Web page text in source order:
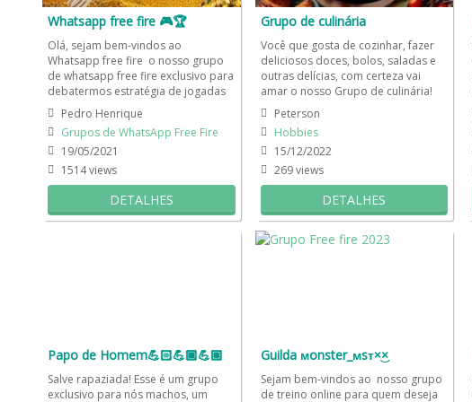
Whatsapp free fire 🎮🏆
Olá, sejam bem-vindos ao
Whatsapp free fire o nosso grupo
de whatsapp free fire exclusivo para
debatermos estratégia de jogadas
online e competição em...
Pedro Henrique
Grupos de WhatsApp Free Fire
19/05/2021
1514 views
DETALHES
Grupo de culinária
Você que gosta de cozinhar, fazer
deliciosos doces, bolos, saladas e
outras delícias, com certeza vai
amar o nosso Grupo de culinária!
Um grupo de WhatsApp...
Peterson
Hobbies
15/12/2022
269 views
DETALHES
Papo de Homem💪🏻💪🏿💪🏽
Salve rapaziada! Esse é um grupo
exclusivo para nós machos, um
Guilda ᴍonster_ᴍsᴛ×͜×
Sejam bem-vindos ao nosso grupo
de treino online para quem deseja